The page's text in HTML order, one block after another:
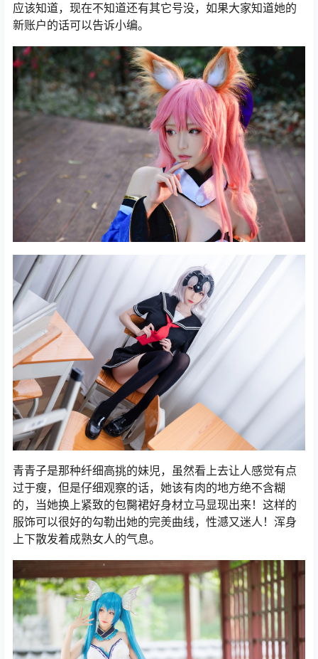
应该知道，现在不知道还有其它号没，如果大家知道她的
新账户的话可以告诉小编。
青青子是那种纤细高挑的妹児，虽然看上去让人感觉有点
过于瘦，但是仔细观察的话，她该有肉的地方绝不含糊
的，当她换上紧致的包臋裙好身材立马显现出来！这样的
服饰可以很好的勾勒出她的完羙曲线，性澸又迷人！浑身
上下散发着成熟女人的气息。